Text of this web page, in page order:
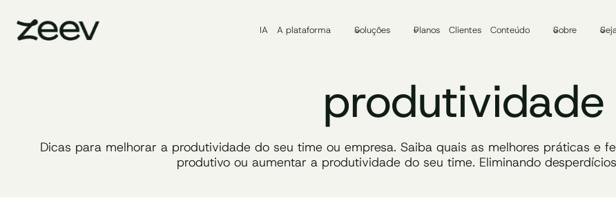
para
IA A plataforma Soluções Planos Clientes Conteúdo Sobre
produtividade
Dicas para melhorar a produtividade do seu time ou empresa. Saiba quais as melhores práticas e
produtivo ou aumentar a produtividade do seu time. Eliminando